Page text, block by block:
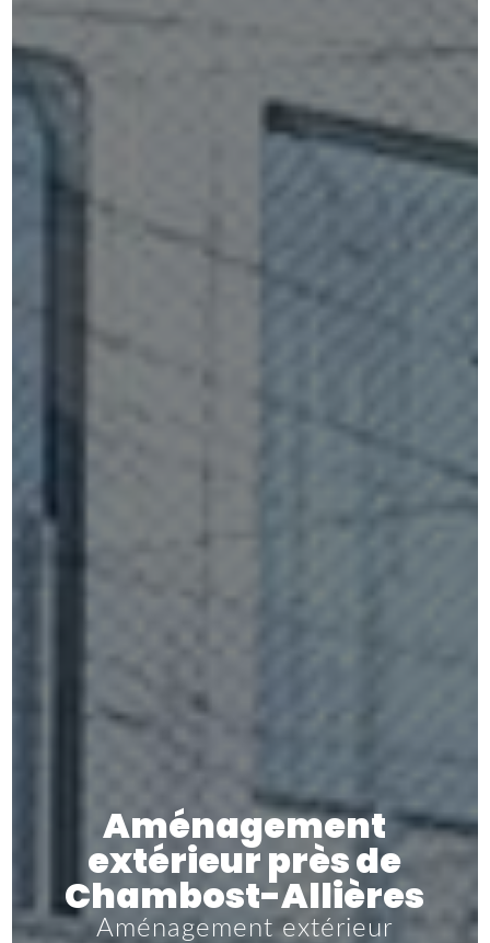
Aménagement
extérieur près de
Chambost-Allières
Aménagement extérieur